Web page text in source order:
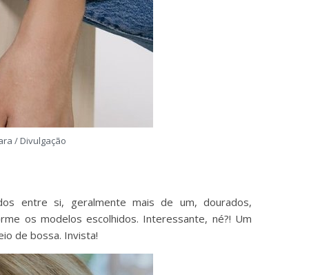
/ Divulgação
entre si, geralmente mais de um, dourados,
os modelos escolhidos. Interessante, né?! Um
de bossa. Invista!